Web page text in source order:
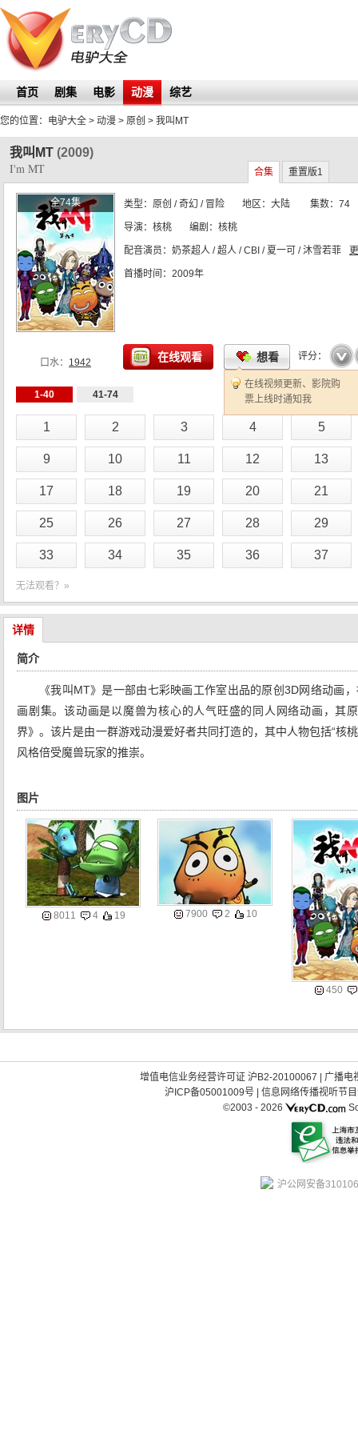
首页 剧集 电影 动漫 综艺
您的位置： 电驴大全 > 动漫 > 原创 > 我叫MT
我叫MT (2009)
合集 重置版1
I'm MT
全74集 类型： 原创 / 奇幻 / 冒险 地区： 大陆 集数： 74
导演： 核桃 编剧： 核桃
配音演员： 奶茶超人 / 超人 / CBI / 夏一可 / 沐雪若菲
首播时间： 2009年
口水： 1942 在线观看 想看
在线视频更新、影院购
票上线时通知我
评分：
☆ ☆ ☆ ☆ ☆
1-40 41-74
1 2 3 4 5
9 10 11 12 13
17 18 19 20 21
25 26 27 28 29
33 34 35 36 37
无法观看？»
详情
简介
《我叫MT》是一部由七彩映画工作室出品的原创3D网络动画
画剧集。该动画是以魔兽为核心的人气旺盛的同人网络动画，其
界》。该片是由一群游戏动漫爱好者共同打造的，其中人物包括“核
风格倍受魔兽玩家的推崇。
图片
8011 4 19 7900 2 10
450
增值电信业务经营许可证 沪B2-20100067
广播电
沪ICP备05001009号| 信息网络传播视听节
©2003 - 2026
沪公网安备